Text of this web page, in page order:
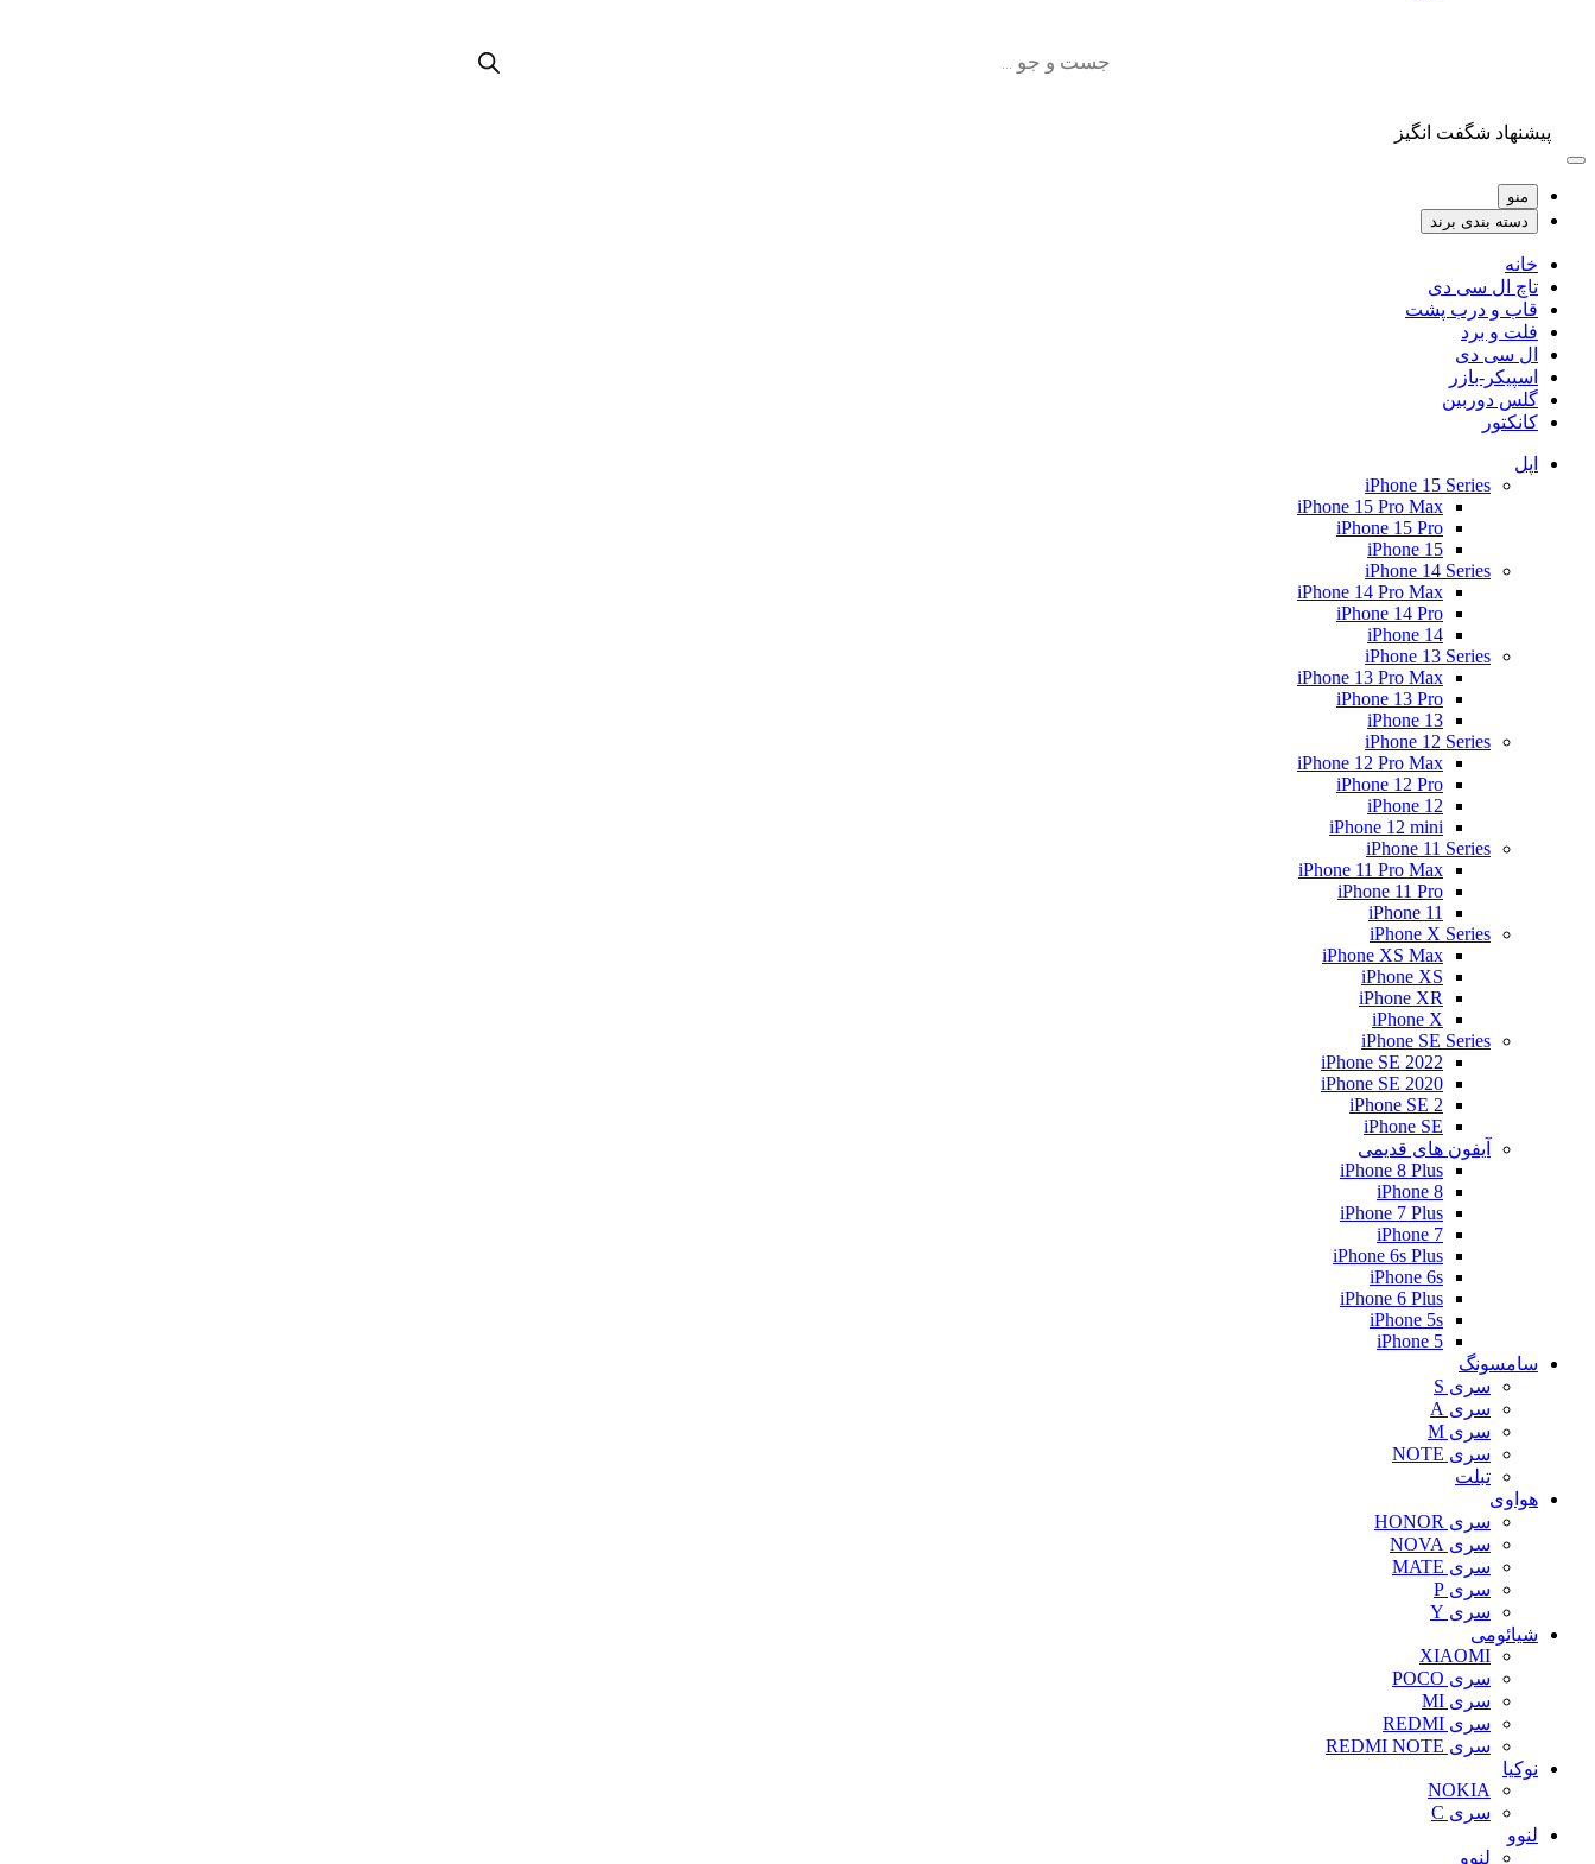
search
پیشنهاد شگفت انگیز
منو
دسته بندی برند
خانه
تاچ ال سی دی
قاب و درب پشت
فلت و برد
ال سی دی
اسپیکر-بازر
گلس دوربین
کانکتور
اپل
iPhone 15 Series
iPhone 15 Pro Max
iPhone 15 Pro
iPhone 15
iPhone 14 Series
iPhone 14 Pro Max
iPhone 14 Pro
iPhone 14
iPhone 13 Series
iPhone 13 Pro Max
iPhone 13 Pro
iPhone 13
iPhone 12 Series
iPhone 12 Pro Max
iPhone 12 Pro
iPhone 12
iPhone 12 mini
iPhone 11 Series
iPhone 11 Pro Max
iPhone 11 Pro
iPhone 11
iPhone X Series
iPhone XS Max
iPhone XS
iPhone XR
iPhone X
iPhone SE Series
iPhone SE 2022
iPhone SE 2020
iPhone SE 2
iPhone SE
آیفون های قدیمی
iPhone 8 Plus
iPhone 8
iPhone 7 Plus
iPhone 7
iPhone 6s Plus
iPhone 6s
iPhone 6 Plus
iPhone 5s
iPhone 5
سامسونگ
سری S
سری A
سری M
سری NOTE
تبلت
هواوی
سری HONOR
سری NOVA
سری MATE
سری P
سری Y
شیائومی
XIAOMI
سری POCO
سری MI
سری REDMI
سری REDMI NOTE
نوکیا
NOKIA
سری C
لنوو
لنوو